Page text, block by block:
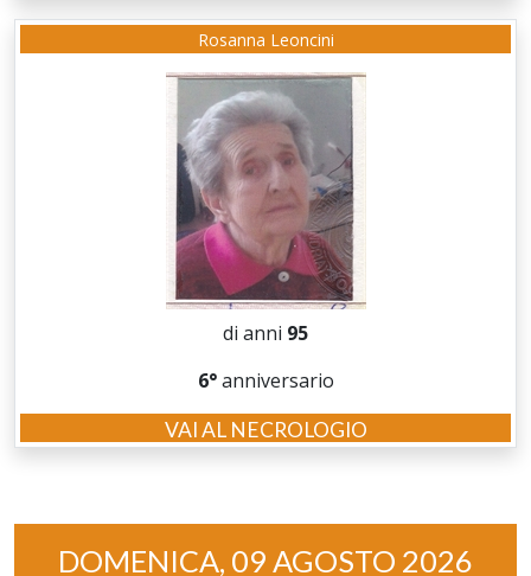
Rosanna Leoncini
di anni 95
6°anniversario
VAI AL NECROLOGIO
DOMENICA, 09 AGOSTO 2026